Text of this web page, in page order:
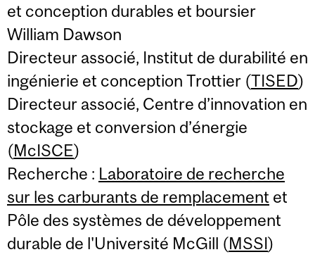
et conception durables et boursier
William Dawson
Directeur associé, Institut de durabilité en
ingénierie et conception Trottier (TISED)
Directeur associé, Centre d’innovation en
stockage et conversion d’énergie
(McISCE)
Recherche : Laboratoire de recherche
sur les carburants de remplacement et
Pôle des systèmes de développement
durable de l'Université McGill (MSSI)